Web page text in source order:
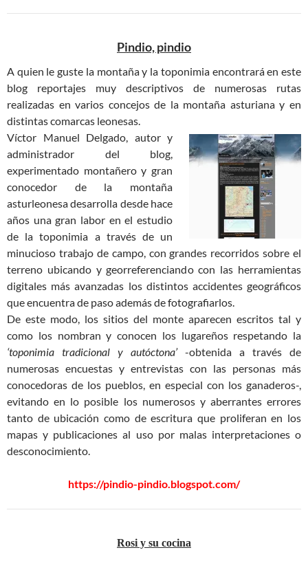
Pindio, pindio
A quien le guste la montaña y la toponimia encontrará en este
blog reportajes muy descriptivos de numerosas rutas
realizadas en varios concejos de la montaña asturiana y en
distintas comarcas leonesas.
Víctor Manuel Delgado, autor y
administrador del blog,
experimentado montañero y gran
conocedor de la montaña
asturleonesa desarrolla desde hace
años una gran labor en el estudio
de la toponimia a través de un
minucioso trabajo de campo, con grandes recorridos sobre el
terreno ubicando y georreferenciando con las herramientas
digitales más avanzadas los distintos accidentes geográficos
que encuentra de paso además de fotografiarlos.
De este modo, los sitios del monte aparecen escritos tal y
como los nombran y conocen los lugareños respetando la
‘toponimia tradicional y autóctona’-obtenida a través de
numerosas encuestas y entrevistas con las personas más
conocedoras de los pueblos, en especial con los ganaderos-,
evitando en lo posible los numerosos y aberrantes errores
tanto de ubicación como de escritura que proliferan en los
mapas y publicaciones al uso por malas interpretaciones o
desconocimiento.
https://pindio-pindio.blogspot.com/
Rosi y su cocina